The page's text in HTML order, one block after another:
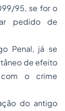
95, se for o
pedido de
Penal, já se
de efeito
com o crime
do antigo